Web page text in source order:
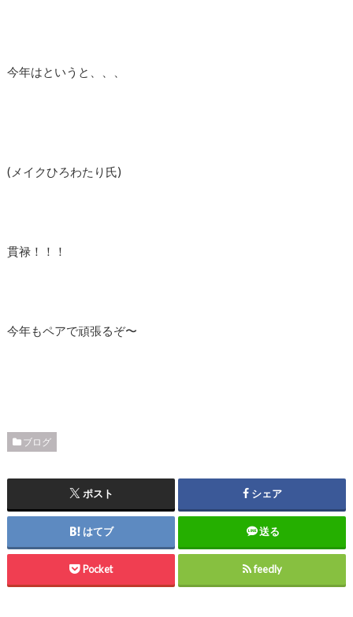
今年はというと、、、
(メイクひろわたり氏)
貫禄！！！
今年もペアで頑張るぞ〜
ブログ
ポスト シェア
はてブ 送る
Pocket feedly